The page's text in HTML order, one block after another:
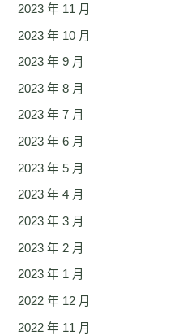
2023 年 11 月
2023 年 10 月
2023 年 9 月
2023 年 8 月
2023 年 7 月
2023 年 6 月
2023 年 5 月
2023 年 4 月
2023 年 3 月
2023 年 2 月
2023 年 1 月
2022 年 12 月
2022 年 11 月